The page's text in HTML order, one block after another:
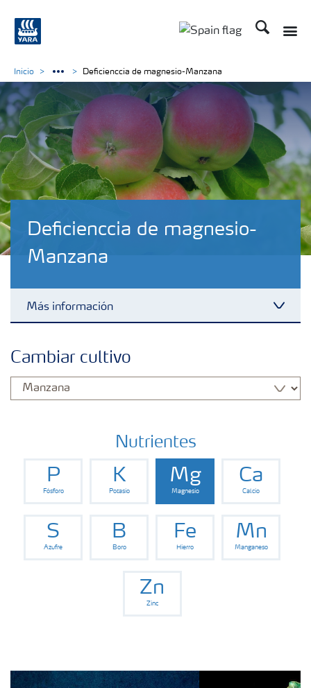
Buscar
Deficienccia de magnesio-
Manzana
Más información
Herramientas y servicios
Almacenaje y uso de fertilizantes
Cultivos
Distribuidores
Inicio Deficienccia de magnesio-Manzana
Cambiar cultivo
Nutrientes
P
Fósforo
K
Potasio
Mg
Magnesio
Ca
Calcio
S
Azufre
B
Boro
Fe
Hierro
Mn
Manganeso
Zn
Zinc